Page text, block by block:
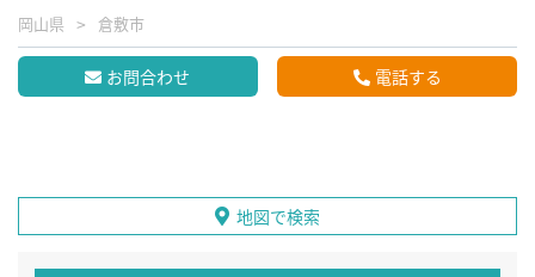
岡山県 倉敷市
お問合わせ 電話する
地図で検索